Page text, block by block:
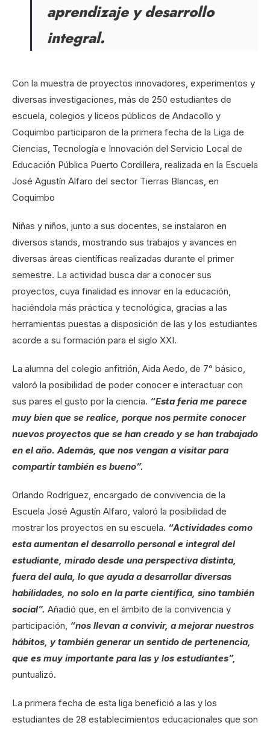
aprendizaje y desarrollo
integral.
Con la muestra de proyectos innovadores, experimentos y
diversas investigaciones, más de 250 estudiantes de
escuela, colegios y liceos públicos de Andacollo y
Coquimbo participaron de la primera fecha de la Liga de
Ciencias, Tecnología e Innovación del Servicio Local de
Educación Pública Puerto Cordillera, realizada en la Escuela
José Agustín Alfaro del sector Tierras Blancas, en
Coquimbo
Niñas y niños, junto a sus docentes, se instalaron en
diversos stands, mostrando sus trabajos y avances en
diversas áreas científicas realizadas durante el primer
semestre. La actividad busca dar a conocer sus
proyectos, cuya finalidad es innovar en la educación,
haciéndola más práctica y tecnológica, gracias a las
herramientas puestas a disposición de las y los estudiantes
acorde a su formación para el siglo XXI.
La alumna del colegio anfitrión, Aida Aedo, de 7° básico,
valoró la posibilidad de poder conocer e interactuar con
sus pares el gusto por la ciencia. “Esta feria me parece
muy bien que se realice, porque nos permite conocer
nuevos proyectos que se han creado y se han trabajado
en el año. Además, que nos vengan a visitar para
compartir también es bueno”.
Orlando Rodríguez, encargado de convivencia de la
Escuela José Agustín Alfaro, valoró la posibilidad de
mostrar los proyectos en su escuela. “Actividades como
esta aumentan el desarrollo personal e integral del
estudiante, mirado desde una perspectiva distinta,
fuera del aula, lo que ayuda a desarrollar diversas
habilidades, no solo en la parte científica, sino también
social”. Añadió que, en el ámbito de la convivencia y
participación, “nos llevan a convivir, a mejorar nuestros
hábitos, y también generar un sentido de pertenencia,
que es muy importante para las y los estudiantes”,
puntualizó.
La primera fecha de esta liga benefició a las y los
estudiantes de 28 establecimientos educacionales que son